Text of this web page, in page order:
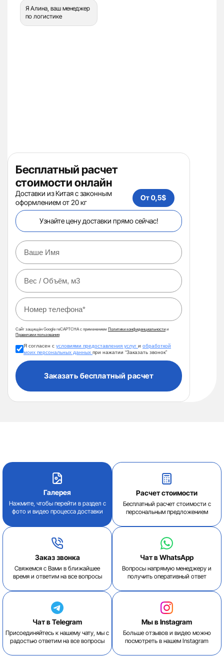
Я Алина, ваш менеджер
по логистике
Бесплатный расчет
стоимости онлайн
Доставки из Китая с законным
оформлением от 20 кг
Узнайте цену доставки прямо сейчас!
Я согласен с условиями предоставления услуг и обработкой
моих персональных данных при нажатии “Заказать звонок”
Сайт защищён Google reCAPTCHA с применением Политики конфиденциальности и
Правилами пользования
Заказать бесплатный расчет
Галерея
Нажмите, чтобы перейти в раздел с
фото и видео процесса доставки
Расчет стоимости
Бесплатный расчет стоимости с
персональным предложением
Заказ звонка
Свяжемся с Вами в ближайшее
время и ответим на все вопросы
Чат в WhatsApp
Вопросы напрямую менеджеру и
получить оперативный ответ
Чат в Telegram
Присоединяйтесь к нашему чату, мы с
радостью ответим на все вопросы
Мы в Instagram
Больше отзывов и видео можно
посмотреть в нашем Instagram